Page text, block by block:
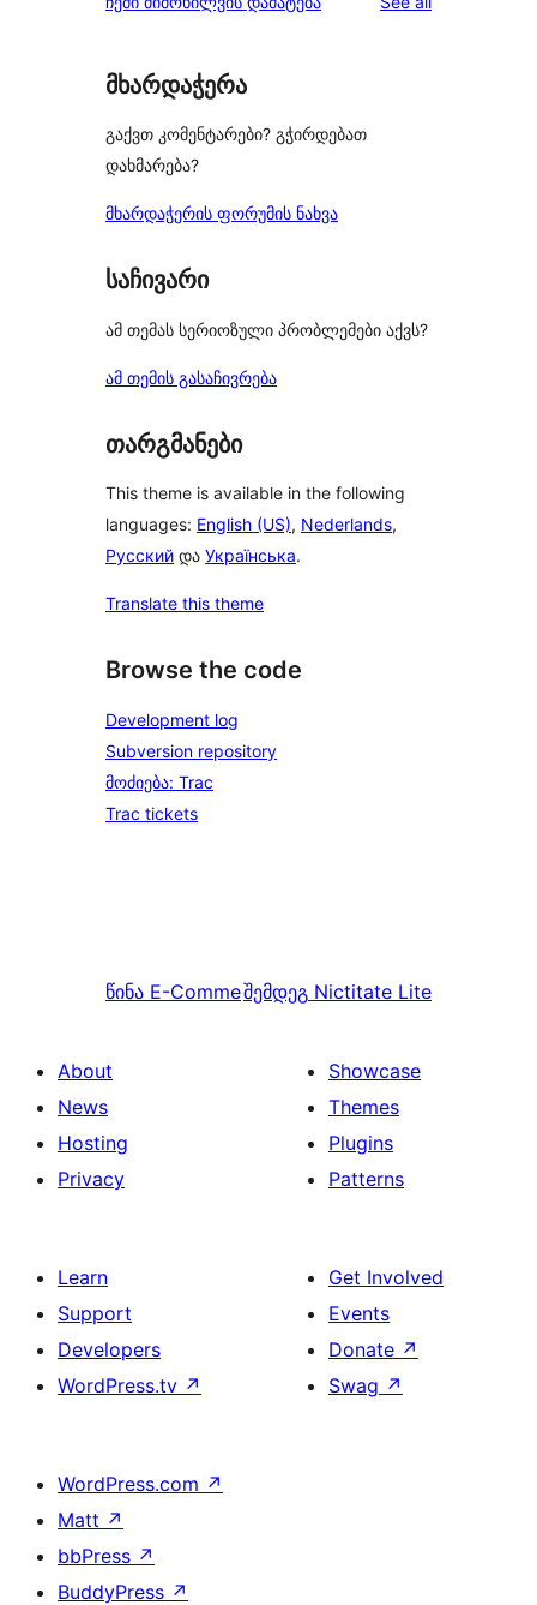
reviews
star
მხარდაჭერა
გაქვთ კომენტარები? გჭირდებათ
დახმარება?
მხარდაჭერის ფორუმის ნახვა
საჩივარი
ამ თემას სერიოზული პრობლემები აქვს?
ამ თემის გასაჩივრება
თარგმანები
This theme is available in the following
languages: English (US), Nederlands,
Русский და Українська.
Translate this theme
Browse the code
Development log
Subversion repository
მოძიება: Trac
Trac tickets
წინა E-Commeშემდეგ Nictitate Lite
About
News
Hosting
Privacy
Showcase
Themes
Plugins
Patterns
Learn
Support
Developers
WordPress.tv ↗
Get Involved
Events
Donate ↗
Swag ↗
WordPress.com ↗
Matt ↗
bbPress ↗
BuddyPress ↗